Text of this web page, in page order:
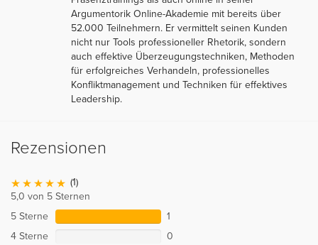
Argumentorik Online-Akademie mit bereits über
52.000 Teilnehmern. Er vermittelt seinen Kunden
nicht nur Tools professioneller Rhetorik, sondern
auch effektive Überzeugungstechniken, Methoden
für erfolgreiches Verhandeln, professionelles
Konfliktmanagement und Techniken für effektives
Leadership.
Rezensionen
(1)
5,0 von 5 Sternen
5 Sterne
1
4 Sterne
0